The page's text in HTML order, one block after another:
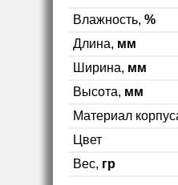
Влажность, %
Длина, мм
Ширина, мм
Высота, мм
Материал
Цвет
Вес, гр